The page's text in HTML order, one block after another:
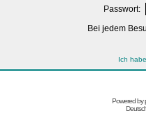
Passwort:
Bei jedem
Ich
Powered by